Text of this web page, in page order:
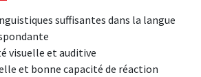
suffisantes dans la langue
visuelle et auditive
et bonne capacité de réaction